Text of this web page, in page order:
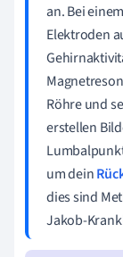
an. Bei
Elektroden
Röhre und
erstellen
um dein
dies sind
Jakob-